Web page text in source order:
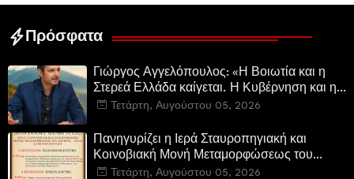
Πρόσφατα
Γιώργος Αγγελόπουλος: «Η Βοιωτία και η
Στερεά Ελλάδα καίγεται. Η Κυβέρνηση και η
Περιφερειακή Αρχή αυτοθαυμάζονται.»
Τετάρτη, Αυγούστου 05, 2026
Πανηγυρίζει η Ιερά Σταυροπηγιακή και
Κοινοβιακή Μονή Μεταμορφώσεως του
Σωτήρος Καμενων Βουρλων (Μονή Αγιάς ή
Τετάρτη, Αυγούστου 05, 2026